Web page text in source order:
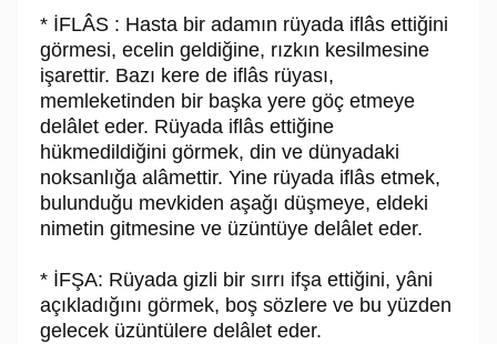
* İFLÂS : Hasta bir adamın rüyada iflâs ettiğini
görmesi, ecelin geldiğine, rızkın kesilmesine
işarettir. Bazı kere de iflâs rüyası,
memleketinden bir başka yere göç etmeye
delâlet eder. Rüyada iflâs ettiğine
hükmedildiğini görmek, din ve dünyadaki
noksanlığa alâmettir. Yine rüyada iflâs etmek,
bulunduğu mevkiden aşağı düşmeye, eldeki
nimetin gitmesine ve üzüntüye delâlet eder.
* İFŞA: Rüyada gizli bir sırrı ifşa ettiğini, yâni
açıkladığını görmek, boş sözlere ve bu yüzden
gelecek üzüntülere delâlet eder.